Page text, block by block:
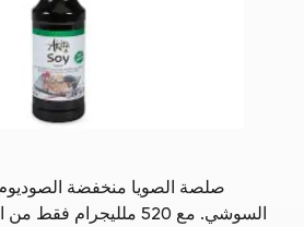
صلصة الصويا منخفضة
السوشي. مع 520